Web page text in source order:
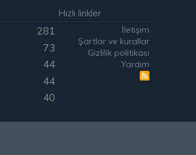
281
73
44
44
40
Hızlı linkler
İletişim
Şartlar ve kurallar
Gizlilik politikası
Yardım
R